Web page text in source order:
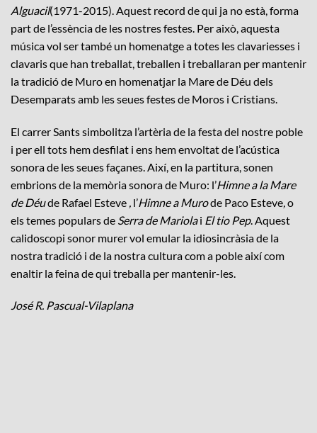
Alguacil(1971-2015). Aquest record de qui ja no està, forma
part de l’essència de les nostres festes. Per això, aquesta
música vol ser també un homenatge a totes les clavariesses i
clavaris que han treballat, treballen i treballaran per mantenir
la tradició de Muro en homenatjar la Mare de Déu dels
Desemparats amb les seues festes de Moros i Cristians.
El carrer Sants simbolitza l’artèria de la festa del nostre poble
i per ell tots hem desfilat i ens hem envoltat de l’acústica
sonora de les seues façanes. Així, en la partitura, sonen
embrions de la memòria sonora de Muro: l’Himne a la Mare
de Déude Rafael Esteve l’Himne a Murode Paco Esteve o
els temes populars de Serra de Mariolai El tio Pep. Aquest
calidoscopi sonor murer vol emular la idiosincràsia de la
nostra tradició i de la nostra cultura com a poble així com
enaltir la feina de qui treballa per mantenir-les.
José R. Pascual-Vilaplana